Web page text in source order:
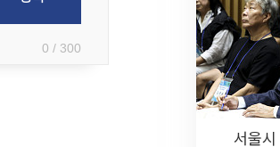
0 / 300
서울시